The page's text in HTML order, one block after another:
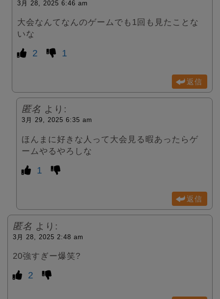
3月 28, 2025 6:46 am
大会なんてなんのゲームでも1回も見たことな
いな
2 1
返信
匿名 より:
3月 29, 2025 6:35 am
ほんまに好きな人って大会見る暇あったらゲ
ームやるやろしな
1
返信
匿名 より:
3月 28, 2025 2:48 am
20強すぎー爆笑?
2